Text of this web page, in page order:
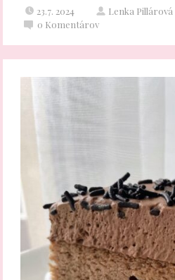
23.7. 2024 Lenka Pillárová
0 Komentárov